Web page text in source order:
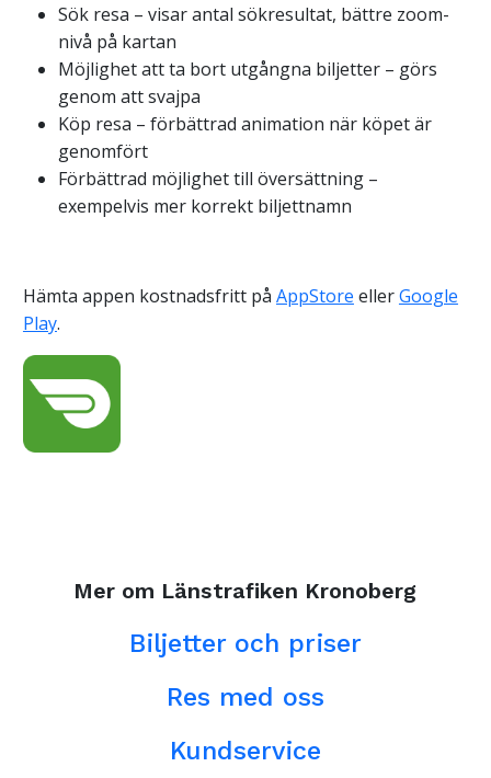
Sök resa – visar antal sökresultat, bättre zoom-
nivå på kartan
Möjlighet att ta bort utgångna biljetter – görs
genom att svajpa
Köp resa – förbättrad animation när köpet är
genomfört
Förbättrad möjlighet till översättning –
exempelvis mer korrekt biljettnamn
Hämta appen kostnadsfrittpå AppStore ellerGoogle
Play.
Mer om Länstrafiken Kronoberg
Biljetter och priser
Res med oss
Kundservice